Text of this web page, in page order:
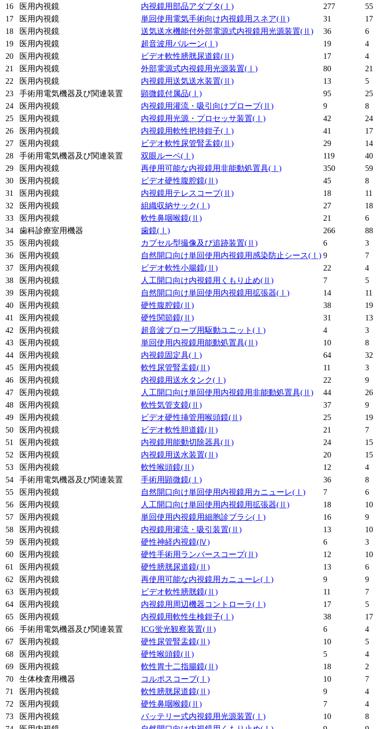
16
医用内視鏡 内視鏡用部品アダプタ(Ⅰ) 277 55
17
医用内視鏡 単回使用電気手術向け内視鏡用スネア(Ⅱ) 31 17
18
医用内視鏡 送気送水機能付外部電源式内視鏡用光源装置(Ⅱ) 36 6
19
医用内視鏡 超音波用バルーン(Ⅰ) 19 4
20
医用内視鏡 ビデオ軟性膀胱尿道鏡(Ⅱ) 17 4
21
医用内視鏡 外部電源式内視鏡用光源装置(Ⅰ) 80 21
22
医用内視鏡 内視鏡用送気送水装置(Ⅱ) 13 5
23
手術用電気機器及び関連装置 顕微鏡付属品(Ⅰ) 95 25
24
医用内視鏡 内視鏡用灌流・吸引向けプローブ(Ⅱ) 9 8
25
医用内視鏡 内視鏡用光源・プロセッサ装置(Ⅰ) 42 24
26
医用内視鏡 内視鏡用軟性把持鉗子(Ⅰ) 41 17
27
医用内視鏡 ビデオ軟性尿管腎盂鏡(Ⅱ) 29 14
28
手術用電気機器及び関連装置 双眼ルーペ(Ⅰ) 119 40
29
医用内視鏡 再使用可能な内視鏡用非能動処置具(Ⅰ) 350 59
30
医用内視鏡 ビデオ硬性腹腔鏡(Ⅱ) 45 8
31
医用内視鏡 内視鏡用テレスコープ(Ⅱ) 18 11
32
医用内視鏡 組織収納サック(Ⅰ) 27 18
33
医用内視鏡 軟性鼻咽喉鏡(Ⅱ) 21 6
34
歯科診療室用機器 歯鏡(Ⅰ) 266 88
35
医用内視鏡 カプセル型撮像及び追跡装置(Ⅱ) 6 3
36
医用内視鏡 自然開口向け単回使用内視鏡用感染防止シース(Ⅰ) 9 7
37
医用内視鏡 ビデオ軟性小腸鏡(Ⅱ) 22 4
38
医用内視鏡 人工開口向け内視鏡用くもり止め(Ⅱ) 7 5
39
医用内視鏡 自然開口向け単回使用内視鏡用拡張器(Ⅰ) 14 11
40
医用内視鏡 硬性腹腔鏡(Ⅱ) 38 19
41
医用内視鏡 硬性関節鏡(Ⅱ) 31 13
42
医用内視鏡 超音波プローブ用駆動ユニット (Ⅰ) 4 3
43
医用内視鏡 単回使用内視鏡用能動処置具(Ⅱ) 10 8
44
医用内視鏡 内視鏡固定具(Ⅰ) 64 32
45
医用内視鏡 軟性尿管腎盂鏡(Ⅱ) 11 3
46
医用内視鏡 内視鏡用送水タンク(Ⅰ) 22 9
47
医用内視鏡 人工開口向け単回使用内視鏡用非能動処置具(Ⅱ) 44 26
48
医用内視鏡 軟性気管支鏡(Ⅱ) 37 9
49
医用内視鏡 ビデオ硬性挿管用喉頭鏡(Ⅱ) 25 19
50
医用内視鏡 ビデオ軟性胆道鏡(Ⅱ) 21 7
51
医用内視鏡 内視鏡用能動切除器具(Ⅱ) 24 15
52
医用内視鏡 内視鏡用送水装置(Ⅱ) 20 15
53
医用内視鏡 軟性喉頭鏡(Ⅱ) 12 4
54
手術用電気機器及び関連装置 手術用顕微鏡(Ⅰ) 36 8
55
医用内視鏡 自然開口向け単回使用内視鏡用カニューレ(Ⅰ) 7 6
56
医用内視鏡 人工開口向け単回使用内視鏡用拡張器(Ⅱ) 18 10
57
医用内視鏡 単回使用内視鏡用細胞診ブラシ(Ⅰ) 16 9
58
医用内視鏡 内視鏡用灌流・吸引装置(Ⅱ) 13 10
59
医用内視鏡 硬性神経内視鏡(Ⅳ) 6 3
60
医用内視鏡 硬性手術用ランバースコープ(Ⅱ) 12 10
61
医用内視鏡 硬性膀胱尿道鏡(Ⅱ) 13 6
62
医用内視鏡 再使用可能な内視鏡用カニューレ(Ⅰ) 9 9
63
医用内視鏡 ビデオ軟性膀胱鏡(Ⅱ) 11 7
64
医用内視鏡 内視鏡用周辺機器コントローラ(Ⅰ) 17 5
65
医用内視鏡 内視鏡用軟性生検鉗子(Ⅰ) 38 17
66
手術用電気機器及び関連装置 ICG蛍光観察装置(Ⅱ) 6
4
67
医用内視鏡 硬性尿管腎盂鏡(Ⅱ) 10 5
68
医用内視鏡 硬性喉頭鏡(Ⅱ) 5 4
69
医用内視鏡 軟性胃十二指腸鏡(Ⅱ) 18 2
70
生体検査用機器 コルポスコープ(Ⅰ) 10 7
71
医用内視鏡 軟性膀胱尿道鏡(Ⅱ) 9 4
72
医用内視鏡 硬性鼻咽喉鏡(Ⅱ) 7 4
73
医用内視鏡 バッテリー式内視鏡用光源装置(Ⅰ) 10 8